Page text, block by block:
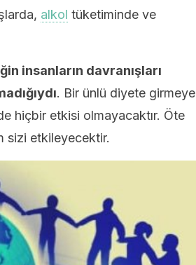
alkol tüketiminde ve
insanların davranışları
. Bir ünlü diyete girmeye
hiçbir etkisi olmayacaktır. Öte
sizi etkileyecektir.